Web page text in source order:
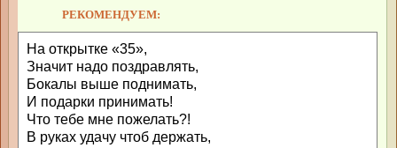
РЕКОМЕНДУЕМ:
На открытке «35»,
Значит надо поздравлять,
Бокалы выше поднимать,
И подарки принимать!
Что тебе мне пожелать?!
В руках удачу чтоб держать,